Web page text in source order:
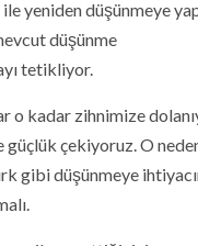
ile yeniden düşünmeye
düşünme
tetikliyor.
o kadar zihnimize
güçlük çekiyoruz. O
gibi düşünmeye